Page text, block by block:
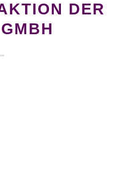
DER